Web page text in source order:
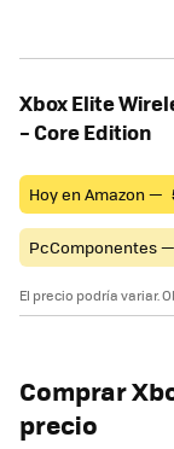
Xbox Elite
– Core Edition
Hoy en Amazon —
PcComponentes —
El precio podría variar.
Comprar
precio